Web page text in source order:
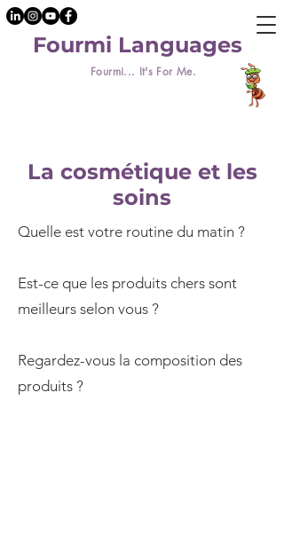
Fourmi... It's For Me.
Fourmi Languages
La cosmétique et les
soins
Quelle est votre routine du matin ?
Est-ce que les produits chers sont
meilleurs selon vous ?
Regardez-vous la composition des
produits ?